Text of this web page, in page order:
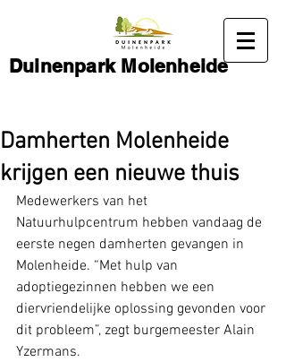
Duinenpark Molenheide
Damherten Molenheide
krijgen een nieuwe thuis
Medewerkers van het
Natuurhulpcentrum hebben vandaag de
eerste negen damherten gevangen in
Molenheide. “Met hulp van
adoptiegezinnen hebben we een
diervriendelijke oplossing gevonden voor
dit probleem”, zegt burgemeester Alain
Yzermans.